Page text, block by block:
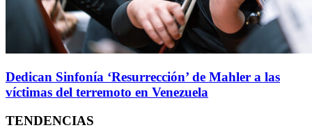
Dedican Sinfonía ‘Resurrección’ de Mahler a las
víctimas del terremoto en Venezuela
TENDENCIAS